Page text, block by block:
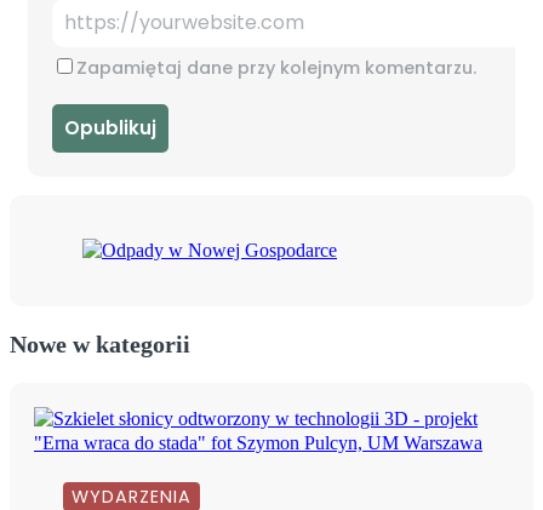
Zapamiętaj dane przy kolejnym komentarzu.
Nowe w kategorii
WYDARZENIA